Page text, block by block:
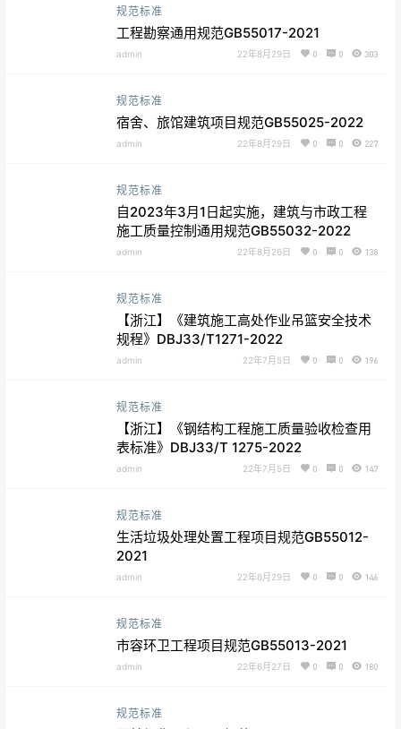
规范标准
工程勘察通用规范GB55017-2021
admin 22年8月29日 0 0 303
规范标准
宿舍、旅馆建筑项目规范GB55025-2022
admin 22年8月29日 0 0 227
规范标准
自2023年3月1日起实施，建筑与市政工程
施工质量控制通用规范GB55032-2022
admin 22年8月26日 0 0 138
规范标准
【浙江】《建筑施工高处作业吊篮安全技术
规程》DBJ33/T1271-2022
admin 22年7月5日 0 0 196
规范标准
【浙江】《钢结构工程施工质量验收检查用
表标准》DBJ33/T 1275-2022
admin 22年7月5日 0 0 147
规范标准
生活垃圾处理处置工程项目规范GB55012-
2021
admin 22年6月29日 0 0 146
规范标准
市容环卫工程项目规范GB55013-2021
admin 22年6月27日 0 0 180
规范标准